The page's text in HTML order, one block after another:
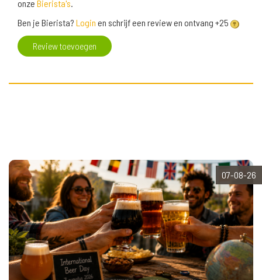
onze Bierista's.
Ben je Bierista? Login en schrijf een review en ontvang +25
Review toevoegen
07-08-26